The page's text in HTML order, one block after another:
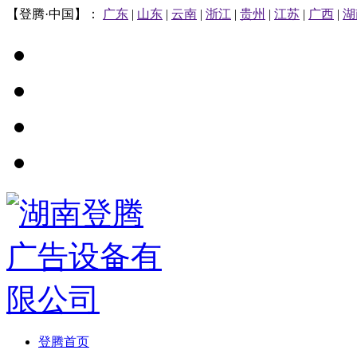
【登腾·中国】： 广东 | 山东 | 云南 | 浙江 | 贵州 | 江苏 | 广西 |
登腾首页